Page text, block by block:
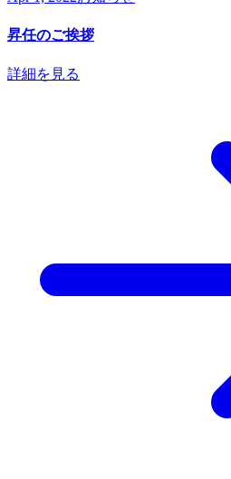
昇任のご挨拶
詳細を見る